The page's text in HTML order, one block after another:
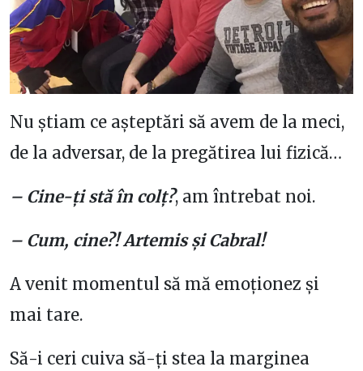
Nu știam ce așteptări să avem de la meci,
de la adversar, de la pregătirea lui fizică…
– Cine-ți stă în colț?, am întrebat noi.
– Cum, cine?! Artemis și Cabral!
A venit momentul să mă emoționez și
mai tare.
Să-i ceri cuiva să-ți stea la marginea